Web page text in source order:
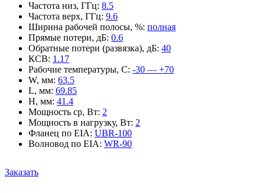
Частота низ, ГГц: 8.5
Частота верх, ГГц: 9.6
Ширина рабочей полосы, %: полная
Прямые потери, дБ: 0.6
Обратные потери (развязка), дБ: 40
КСВ: 1.17
Рабочие температуры, С: -30 — +70
W, мм: 63.5
L, мм: 69.85
H, мм: 41.4
Мощность ср, Вт: 2
Мощность в нагрузку, Вт: 2
Фланец по EIA: UBR-100
Волновод по EIA: WR-90
Заказать